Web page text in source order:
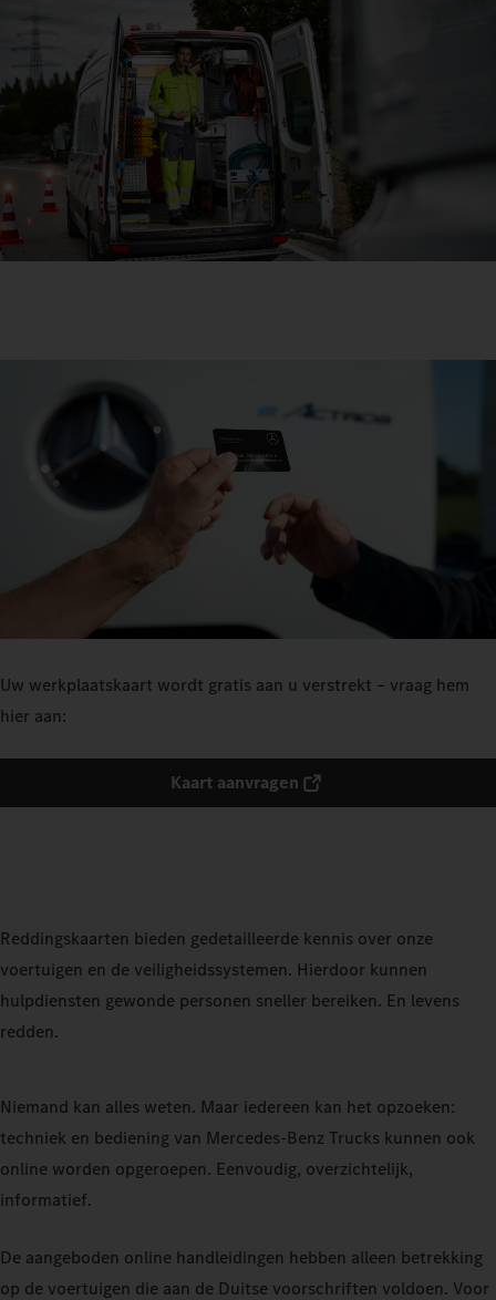
Uw werkplaatskaart wordt gratis aan u verstrekt – vraag hem
hier aan:
Kaart aanvragen
Reddingskaarten bieden gedetailleerde kennis over onze
voertuigen en de veiligheidssystemen. Hierdoor kunnen
hulpdiensten gewonde personen sneller bereiken. En levens
redden.
Niemand kan alles weten. Maar iedereen kan het opzoeken:
techniek en bediening van Mercedes‑Benz Trucks kunnen ook
online worden opgeroepen. Eenvoudig, overzichtelijk,
informatief.
De aangeboden online handleidingen hebben alleen betrekking
op de voertuigen die aan de Duitse voorschriften voldoen. Voor